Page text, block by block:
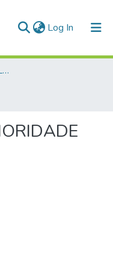
Log In (current)
TRABALHOS DE CONCLUSÃO DE CURSO - CFP (CURSO DE FORMAÇÃO DE PRAÇAS)